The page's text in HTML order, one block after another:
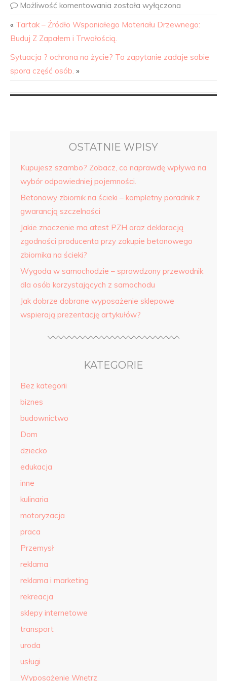
Możliwość komentowania została wyłączona
« Tartak – Źródło Wspaniałego Materiału Drzewnego:
Buduj Z Zapałem i Trwałością.
Sytuacja ? ochrona na życie? To zapytanie zadaje sobie
spora część osób. »
OSTATNIE WPISY
Kupujesz szambo? Zobacz, co naprawdę wpływa na
wybór odpowiedniej pojemności.
Betonowy zbiornik na ścieki – kompletny poradnik z
gwarancją szczelności
Jakie znaczenie ma atest PZH oraz deklaracją
zgodności producenta przy zakupie betonowego
zbiornika na ścieki?
Wygoda w samochodzie – sprawdzony przewodnik
dla osób korzystających z samochodu
Jak dobrze dobrane wyposażenie sklepowe
wspierają prezentację artykułów?
KATEGORIE
Bez kategorii
biznes
budownictwo
Dom
dziecko
edukacja
inne
kulinaria
motoryzacja
praca
Przemysł
reklama
reklama i marketing
rekreacja
sklepy internetowe
transport
uroda
usługi
Wyposażenie Wnętrz